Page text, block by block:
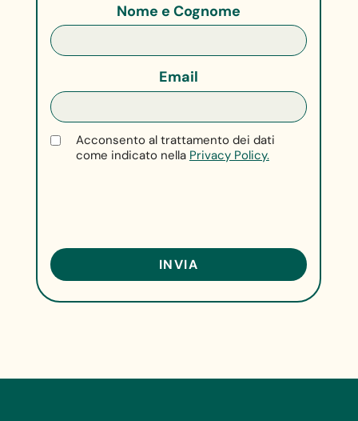
Nome e Cognome
Email
Acconsento al trattamento dei dati
come indicato nella Privacy Policy.